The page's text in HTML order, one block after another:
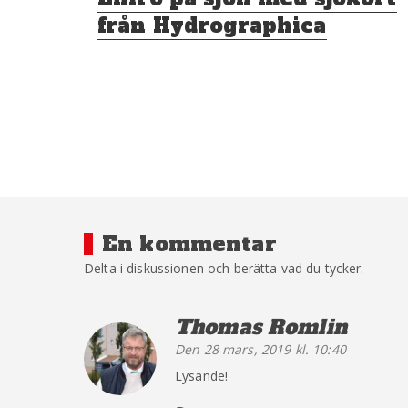
inlägg:
från Hydrographica
En kommentar
Delta i diskussionen och berätta vad du tycker.
Thomas Romlinsäger:
Den 28 mars, 2019 kl. 10:40
Lysande!